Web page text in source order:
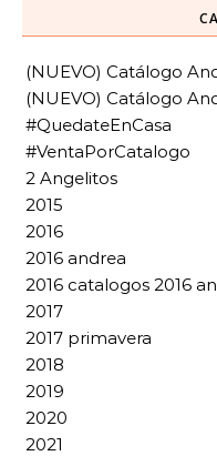
(NUEVO) Catálogo
(NUEVO) Catálogo
#QuedateEnCasa
#VentaPorCatalogo
2 Angelitos
2015
2016
2016 andrea
2016 catalogos 2016
2017
2017 primavera
2018
2019
2020
2021